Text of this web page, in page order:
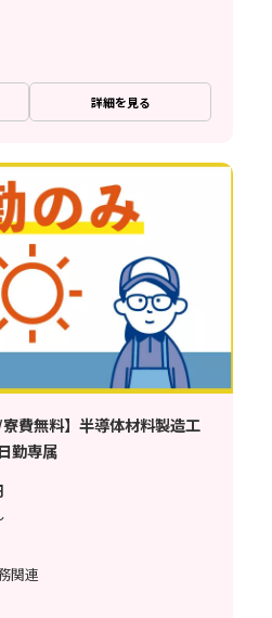
詳細を見る
寮費無料】半導体材料製造工
勤専属
関連